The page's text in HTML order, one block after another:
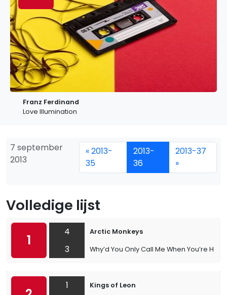
Franz Ferdinand
Love Illumination
7 september
2013
« 2013-
35
2013-
36
2013-37
»
Volledige lijst
1
4
3
Arctic Monkeys
Why’d You Only Call Me When You’re High?
1 Kings of Leon